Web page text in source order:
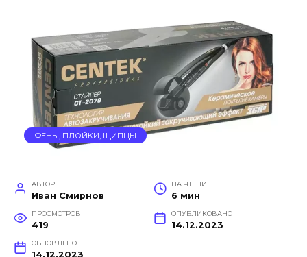
ФЕНЫ, ПЛОЙКИ, ЩИПЦЫ
АВТОР
Иван Смирнов
НА ЧТЕНИЕ
6 мин
ПРОСМОТРОВ
419
ОПУБЛИКОВАНО
14.12.2023
ОБНОВЛЕНО
14.12.2023